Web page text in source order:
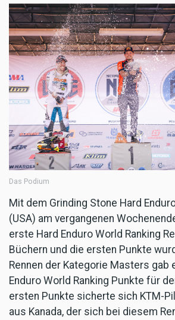
Das Podium
Mit dem Grinding Stone Hard
(USA) am vergangenen
erste Hard Enduro World Ranking
Büchern und die ersten Punkte
Rennen der Kategorie Masters gab
Enduro World Ranking Punkte für
ersten Punkte sicherte sich KTM-
aus Kanada, der sich bei diesem